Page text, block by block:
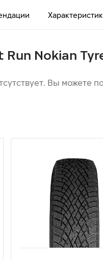
Run Nokian
Вы можете
Ikon Autograph
225/60 R 17 103R XL